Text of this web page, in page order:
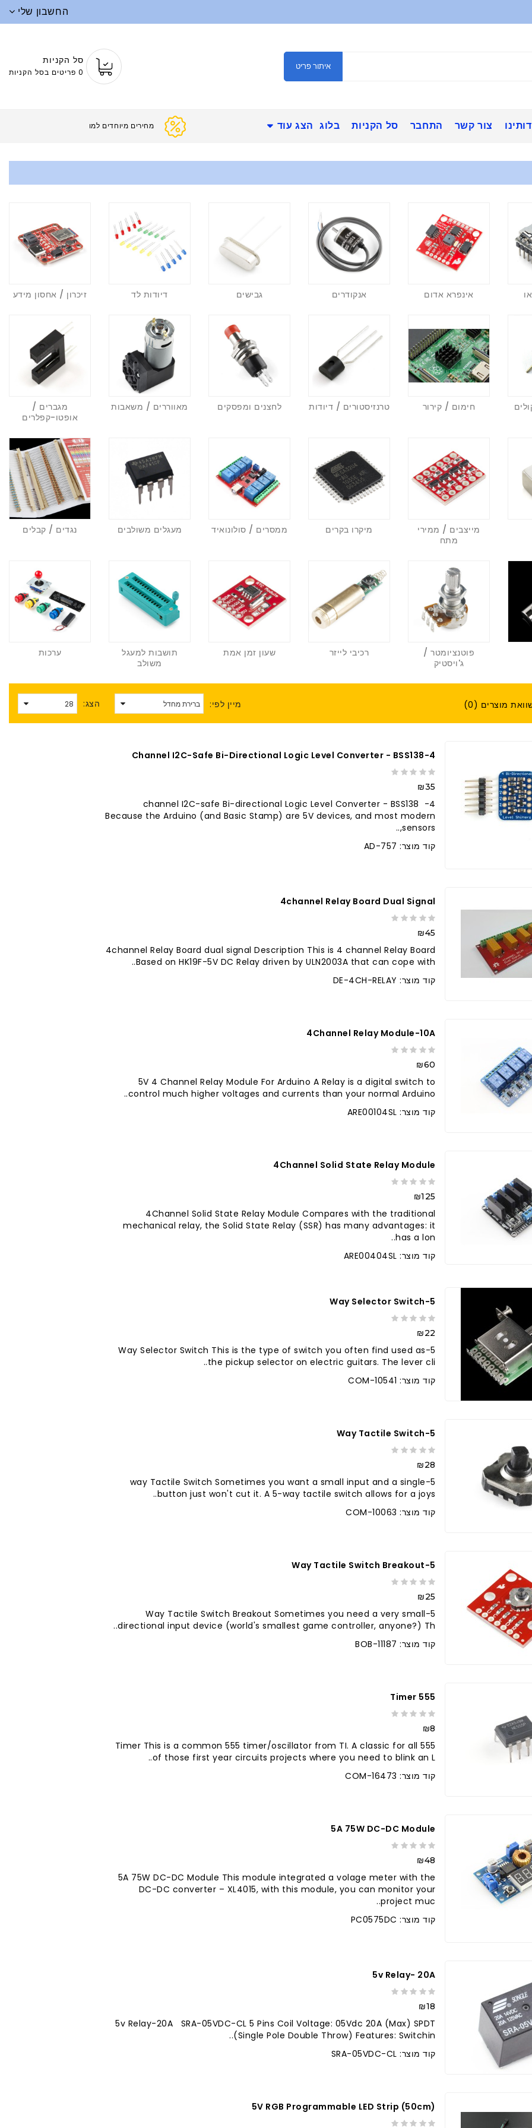
החשבון שלי
איתור פריט
סל הקניות
0 פריטים בסל הקניות
צור קשר התחבר סל הקניות בלוג הצג עוד מחירים מי
אינפרא אדום אנקודרים גבישים דיודות לד זיכרון / אחסון מידע
חימום / קירור טרנזיסטורים / דיודות לחצנים ומפסקים מאווררים / משאבות
מגברים /
אופטו-קפלרים
מייצבים / ממירי
מתח
מיקרו בקרים ממסרים / סולונואיד מעגלים משולבים נגדים / קבלים
פוטנציומטר /
ג'ויסטיק
רכיבי לייזר שעון זמן אמת
תושבות למעגל
משולב
ערכות
מוצרים (0) מיין לפי: הצג:
4-Channel I2C-Safe Bi-Directional Logic Level Converter - BSS138
₪35
4-channel I2C-safe Bi-directional Logic Level Converter - BSS138
Because the Arduino (and Basic Stamp) are 5V devices, and most modern
sensors,..
קוד מוצר: AD-757
4channel Relay Board Dual Signal
₪45
4channel Relay Board dual signal Description This is 4 channel Relay Board
Based on HK19F-5V DC Relay driven by ULN2003A that can cope with..
קוד מוצר: DE-4CH-RELAY
4Channel Relay Module-10A
₪60
5V 4 Channel Relay Module For Arduino A Relay is a digital switch to
control much higher voltages and currents than your normal Arduino..
קוד מוצר: ARE00104SL
4Channel Solid State Relay Module
₪125
4Channel Solid State Relay Module Compares with the traditional
mechanical relay, the Solid State Relay (SSR) has many advantages: it
has a lon..
קוד מוצר: ARE00404SL
5-Way Selector Switch
₪22
5-Way Selector Switch This is the type of switch you often find used as
the pickup selector on electric guitars. The lever cli..
קוד מוצר: COM-10541
5-Way Tactile Switch
₪28
5-way Tactile Switch Sometimes you want a small input and a single
button just won't cut it. A 5-way tactile switch allows for a joys..
קוד מוצר: COM-10063
5-Way Tactile Switch Breakout
₪25
5-Way Tactile Switch Breakout Sometimes you need a very small
directional input device (world's smallest game controller, anyone?) Th..
קוד מוצר: BOB-11187
555 Timer
₪8
555 Timer This is a common 555 timer/oscillator from TI. A classic for all
of those first year circuits projects where you need to blink an L..
קוד מוצר: COM-16473
5A 75W DC-DC Module
₪48
5A 75W DC-DC Module This module integrated a volage meter with the
DC-DC converter – XL4015, with this module, you can monitor your
project muc..
קוד מוצר: PC0575DC
5v Relay- 20A
₪18
5v Relay-20A SRA-05VDC-CL 5 Pins Coil Voltage: 05Vdc 20A (Max) SPDT
(Single Pole Double Throw) Features: Switchin..
קוד מוצר: SRA-05VDC-CL
5V RGB Programmable LED Strip (50cm)